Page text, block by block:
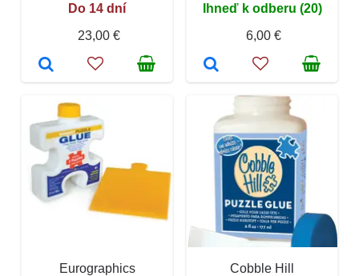
Do 14 dní
23,00 €
Ihneď k odberu (20)
6,00 €
Eurographics Cobble Hill